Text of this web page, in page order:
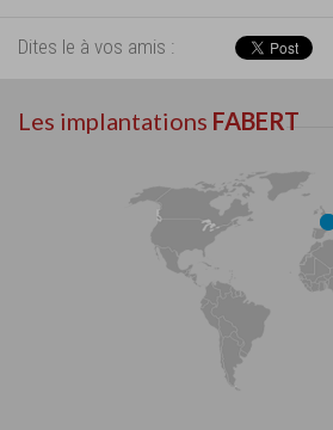
Dites le à vos amis :
Les implantations FABERT